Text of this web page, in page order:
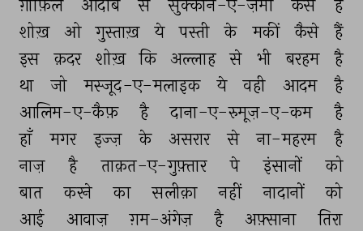
ग़ाफ़िल आदाब से सुक्कान-ए-ज़मीं कैसे
हैं
शोख़
ओ गुस्ताख़ ये पस्ती के मकीं कैसे
हैं
इस
क़दर शोख़ कि अल्लाह से भी बरहम
है
था
जो मस्जूद-ए-मलाइक ये वही आदम
है
आलिम-ए-कैफ़
है दाना-ए-रुमूज़-ए-कम
है
हाँ
मगर इज्ज़ के असरार से ना-महरम है
नाज़ है ताक़त-ए-गुफ़्तार पे इंसानों
को
बात
करने का सलीक़ा नहीं नादानों
को
आई
आवाज़ ग़म-अंगेज़ है अफ़्साना
तिरा